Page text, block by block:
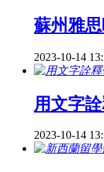
蘇州雅
2023-10-14
用文字
2023-10-14